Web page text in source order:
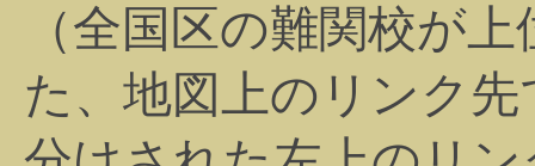
（全国区の難関校が
た、地図上のリンク